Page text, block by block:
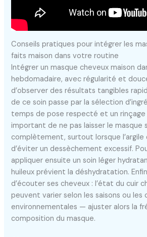
Conseils pratiques pour intégrer les
faits maison dans votre routine
Intégrer un masque cheveux maison
hebdomadaire, avec régularité et
d’observer des résultats tangibles
de ce soin passe par la sélection
temps de pose respecté et un rinçage
important de ne pas laisser le masque
complètement, surtout lorsque l’argile
d’éviter un dessèchement excessif.
appliquer ensuite un soin léger
huileux prévient la déshydratation.
d’écouter ses cheveux : l’état du cuir
peuvent varier selon les saisons ou les
environnementales — ajuster alors la
composition du masque.